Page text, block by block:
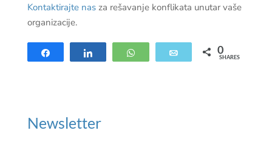
Kontaktirajte nasza rešavanje konflikata unutar vaše
organizacije.
WhatsApp Email 0
SHARES
Newsletter